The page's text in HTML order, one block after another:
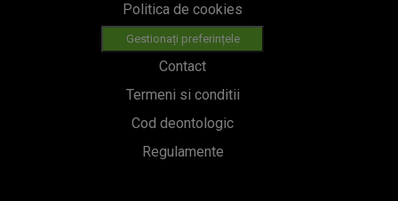
Politica de cookies
Gestionați preferințele
Contact
Termeni si conditii
Cod deontologic
Regulamente